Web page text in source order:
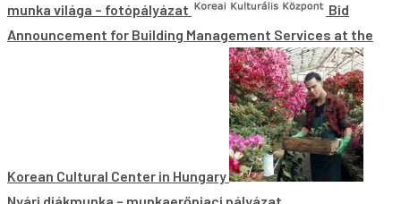
munka világa – fotópályázat
Bid
Announcement for Building Management Services at the
Korean Cultural Center in Hungary